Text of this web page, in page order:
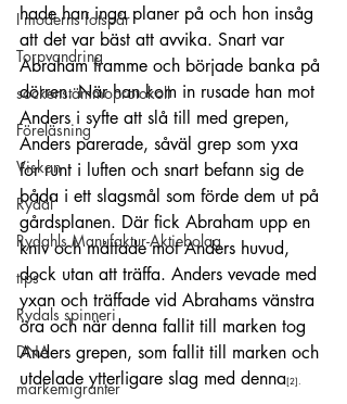
I moderns fotspår
Torpvandring
sockenstämmoprotokoll
Föreläsning
Viskan
Rydal
Rydahls Manufaktur-Aktiebolag
tips
Rydals spinneri
DNA
markemigranter
hade han inga planer på och hon insåg
att det var bäst att avvika. Snart var
Abraham framme och började banka på
dörren. När han kom in rusade han mot
Anders i syfte att slå till med grepen,
Anders parerade, såväl grep som yxa
for runt i luften och snart befann sig de
båda i ett slagsmål som förde dem ut på
gårdsplanen. Där fick Abraham upp en
kniv och måttade mot Anders huvud,
dock utan att träffa. Anders vevade med
yxan och träffade vid Abrahams vänstra
öra och när denna fallit till marken tog
Anders grepen, som fallit till marken och
utdelade ytterligare slag med denna[2]